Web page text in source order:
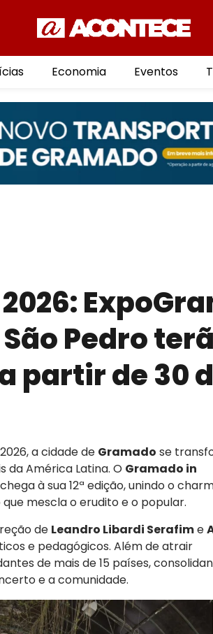
Economia Eventos
Pedro
partir de 30
a cidade de Gramado se
da América Latina. O Gramado in
chega à sua 12ª edição, unindo o
mescla o erudito e o popular.
de Leandro Libardi Serafime
e pedagógicos. Além de atrair
de mais de 15 países,
e a comunidade.